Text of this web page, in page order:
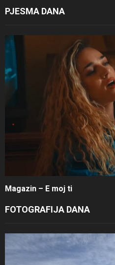
PJESMA DANA
Magazin – E moj ti
FOTOGRAFIJA DANA